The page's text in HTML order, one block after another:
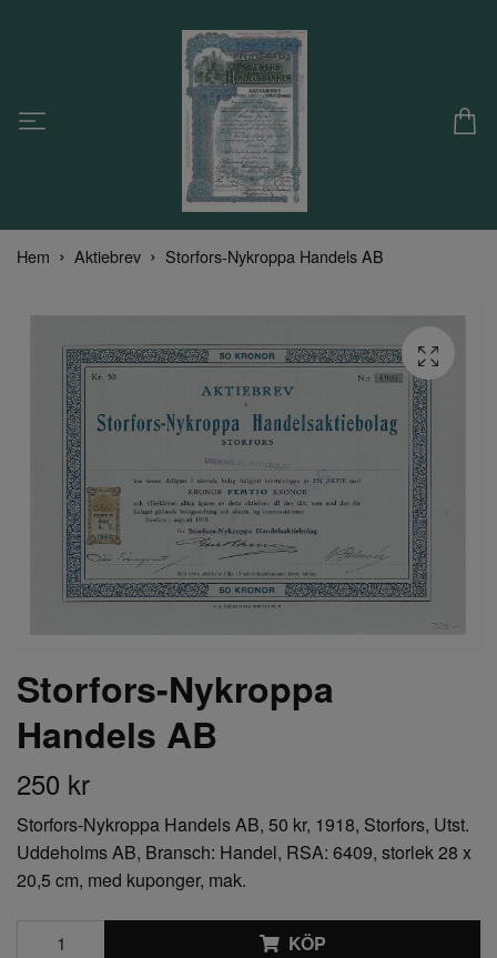
Hem Aktiebrev Storfors-Nykroppa Handels AB
Storfors-Nykroppa
Handels AB
250 kr
Storfors-Nykroppa Handels AB, 50 kr, 1918, Storfors, Utst.
Uddeholms AB, Bransch: Handel, RSA: 6409, storlek 28 x
20,5 cm, med kuponger, mak.
KÖP